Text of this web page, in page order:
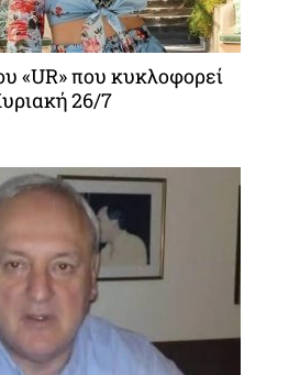
«UR» που κυκλοφορεί
26/7